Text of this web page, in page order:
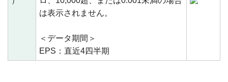
は表示されません。
＜データ期間＞
EPS：直近4四半期